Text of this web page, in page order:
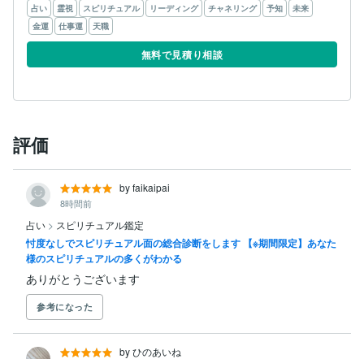
占い 霊視 スピリチュアル リーディング チャネリング 予知
未来
金運
仕事運 天職
無料で見積り相談
評価
by faikaipai
8時間前
占い > スピリチュアル鑑定
忖度なしでスピリチュアル面の総合診断をします 【※期間限定】あなた
様のスピリチュアルの多くがわかる
ありがとうございます
参考になった
by ひのあいね